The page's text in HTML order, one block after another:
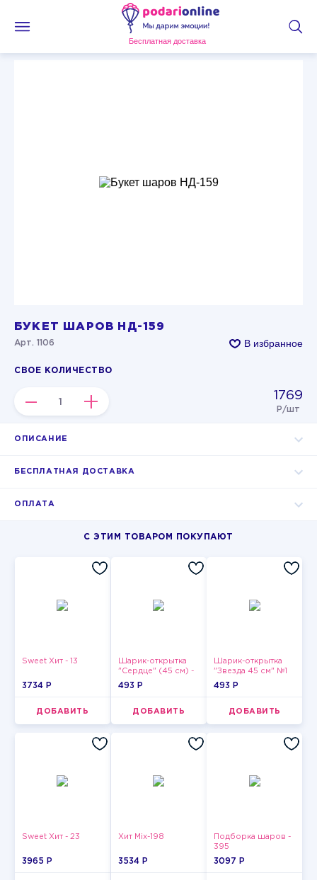
Бесплатная доставка
БУКЕТ ШАРОВ НД-159
Арт. 1106 В избранное
СВОЕ КОЛИЧЕСТВО
– + 1769
Р/шт
ОПИСАНИЕ
БЕСПЛАТНАЯ ДОСТАВКА
ОПЛАТА
С ЭТИМ ТОВАРОМ ПОКУПАЮТ
Sweet Хит - 13
3734 P
ДОБАВИТЬ
Шарик-открытка
"Сердце" (45 см) -
2
493 P
ДОБАВИТЬ
Шарик-открытка
"Звезда 45 см" №1
493 P
ДОБАВИТЬ
Sweet Хит - 23
3965 P
Хит Mix-198
3534 P
Подборка шаров -
395
3097 P